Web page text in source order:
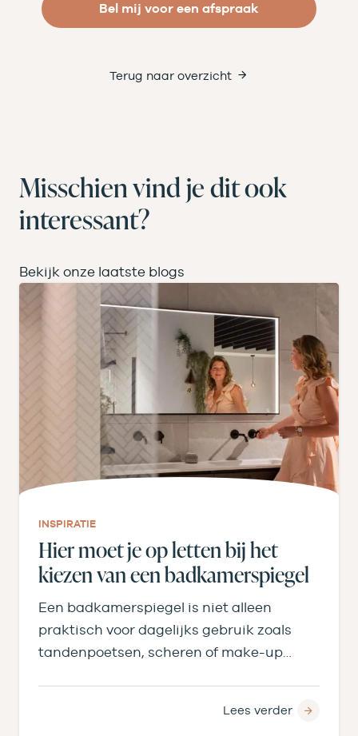
Bel mij voor een afspraak
Terug naar overzicht
Misschien vind je dit ook
interessant?
Bekijk onze laatste blogs
INSPIRATIE
Hier moet je op letten bij het
kiezen van een badkamerspiegel
Een badkamerspiegel is niet alleen
praktisch voor dagelijks gebruik zoals
tandenpoetsen, scheren of make-up
Lees verder